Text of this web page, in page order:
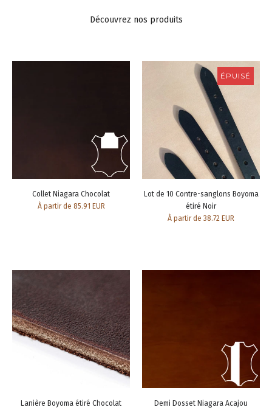
Découvrez nos produits
Collet Niagara Chocolat
À partir de 85.91 EUR
ÉPUISÉ
Lot de 10 Contre-sanglons Boyoma
étiré Noir
À partir de 38.72 EUR
Lanière Boyoma étiré Chocolat
Demi Dosset Niagara Acajou